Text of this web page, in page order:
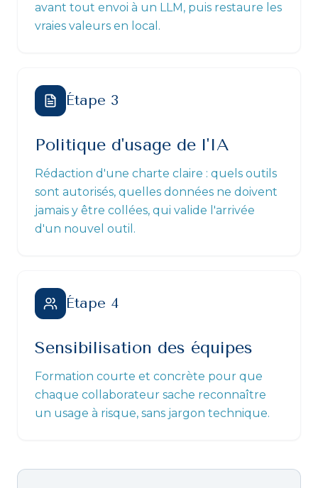
avant tout envoi à un LLM, puis restaure les
vraies valeurs en local.
Étape 3
Politique d'usage de l'IA
Rédaction d'une charte claire : quels outils
sont autorisés, quelles données ne doivent
jamais y être collées, qui valide l'arrivée
d'un nouvel outil.
Étape 4
Sensibilisation des équipes
Formation courte et concrète pour que
chaque collaborateur sache reconnaître
un usage à risque, sans jargon technique.